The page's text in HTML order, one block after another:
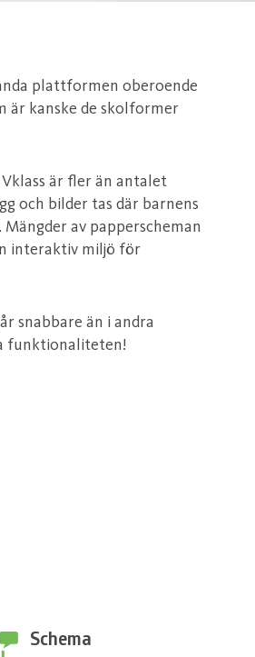
plattformen oberoende
är kanske de skolformer
är fler än antalet
och bilder tas där barnens
av papperscheman
interaktiv miljö för
snabbare än i andra
funktionaliteten!
Schema